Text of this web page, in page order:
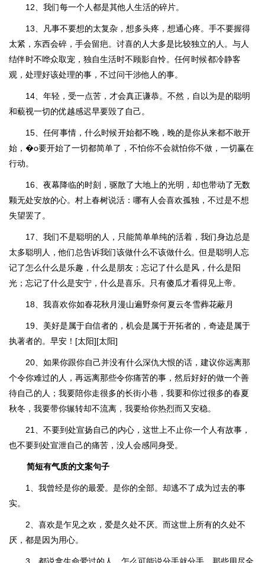
12、我们每一个人都是其他人生活的碎片。
13、凡事不要想的太复杂，想多头疼，想通心疼。手不要握得
太紧，东西会碎，手会留疤。讨喜的人大多是比较独立的人。与人
结伴时不哗众取宠，独自生活时不顾影自怜。任何时候都冷静客
观，处理好该处理的事，不过问干涉他人的事。
14、年轻，受一点苦，才会真正谦恭。不然，自以为是的聪明
和藐视一切的优越感迟早要毁了自己。
15、任何事情，什么时候开始都不晚，晚的是你从来都不敢开
始，�o要开始了一切都简单了，不怕你不会就怕你不做，一切赢在
行动。
16、夜幕降临的时刻，驱散了大地上的光明，却也带动了无数
颗无处安放的心。村上春树说活：哪有人会喜欢孤独，不过是不想
失望罢了。
17、我们不是聪明的人，只能简单单纯的活着，我们身边总是
太多聪明人，他们总告诉我们该做什么不该做什么。但是聪明人忘
记了怎么什么是乐趣，什么是朋友；忘记了什么是风，什么是阳
光；忘记了什么是安宁，什么是喜乐。只有傻瓜才看得见上帝。
18、我喜欢你如春花秋月漫山遍野奈何夏云冬雪葬花蔽月
19、美好是属于自信者的，机会是属于开拓者的，奇迹是属于
执著者的。早安！[太阳][太阳]
20、如果你跟你自己并没有什么深仇大恨的话，建议你远离那
个令你难过的人，再远离那些令你痛苦的事，然后好好的做一个善
待自己的人；我要陪你走很多的长街小巷，我要和你过很多的春夏
秋冬，我要带你辗转却不流离，我要给你热烈而又安稳。
21、不要到处宣扬自己的内心，这世上不止你一个人有故事，
也不要到处宣泄自己的痛苦，没人会感同身受。
简短有气质的文案句子
1、我曾经是你的最爱。是你的全部。却逃不了成为过去的事
实。
2、喜欢是乍见之欢，爱是久处不厌。而这世上所有的久处不
厌，都是因为用心。